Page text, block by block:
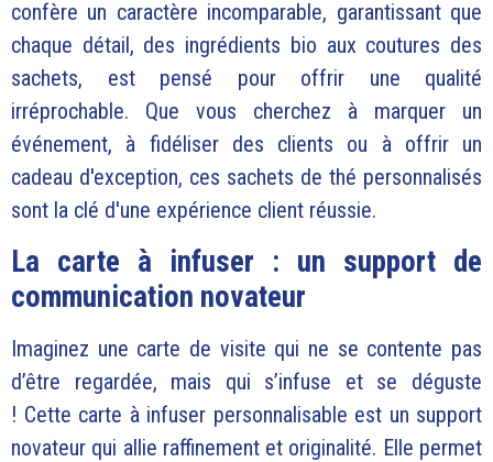
confère un caractère incomparable, garantissant que
chaque détail, des ingrédients bio aux coutures des
sachets, est pensé pour offrir une qualité
irréprochable. Que vous cherchez à marquer un
événement, à fidéliser des clients ou à offrir un
cadeau d'exception, ces sachets de thé personnalisés
sont la clé d'une expérience client réussie.
La carte à infuser : un support de
communication novateur
Imaginez une carte de visite qui ne se contente pas
d’être regardée, mais qui s’infuse et se déguste
! Cette carte à infuser personnalisable est un support
novateur qui allie raffinement et originalité. Elle permet